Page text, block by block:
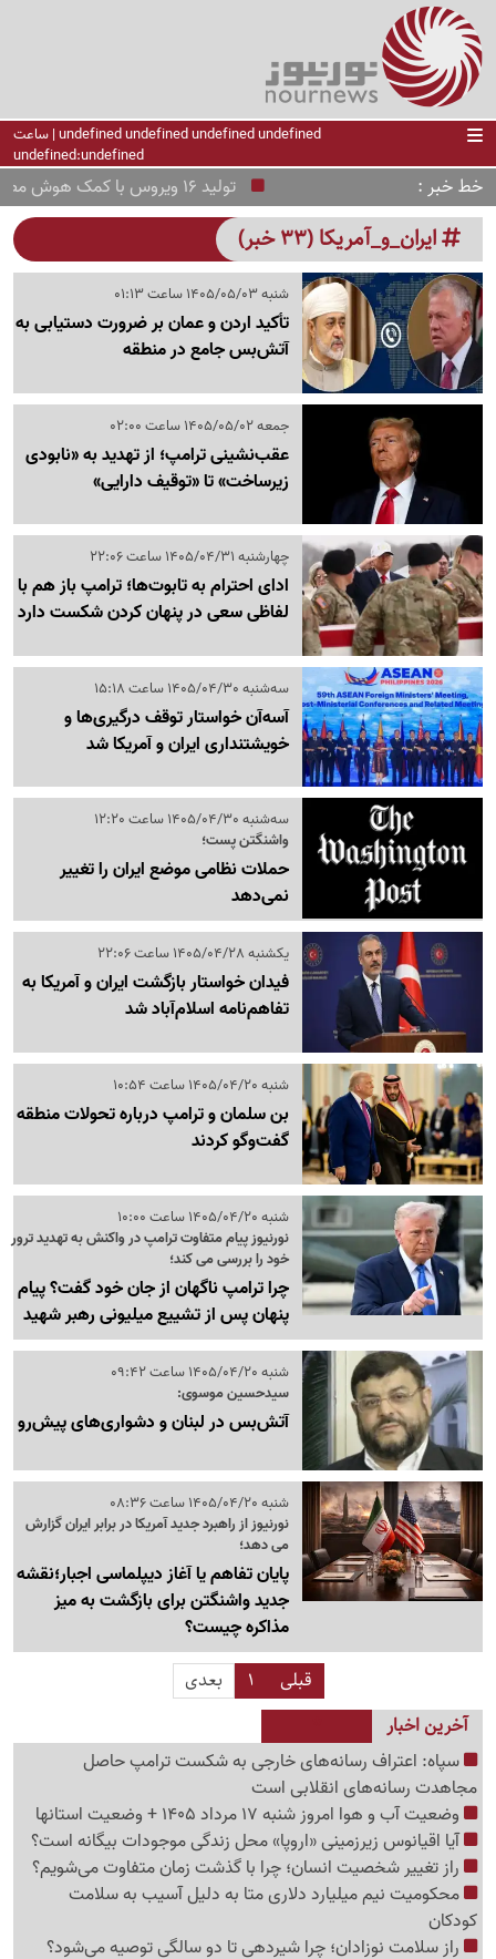
undefined undefined undefined undefined | ساعت
undefined:undefined
خط خبر تولید 16 ویروس با کمک هوش مصنوعی!
ایران_و_آمریکا (33 خبر)
شنبه 1405/05/03 ساعت 01:13
تأکید اردن و عمان بر ضرورت دستیابی به
آتش‌بس جامع در منطقه
جمعه 1405/05/02 ساعت 02:00
عقب‌نشینی ترامپ؛ از تهدید به «نابودی
زیرساخت» تا «توقیف دارایی»
چهارشنبه 1405/04/31 ساعت 22:06
ادای احترام به تابوت‌ها؛ ترامپ باز هم با
لفاظی سعی در پنهان کردن شکست دارد
سه‌شنبه 1405/04/30 ساعت 15:18
آسه‌آن خواستار توقف درگیری‌ها و
خویشتنداری ایران و آمریکا شد
سه‌شنبه 1405/04/30 ساعت 12:20
واشنگتن پست؛
حملات نظامی موضع ایران را تغییر
نمی‌دهد
یکشنبه 1405/04/28 ساعت 22:06
فیدان خواستار بازگشت ایران و آمریکا به
تفاهم‌نامه اسلام‌آباد شد
شنبه 1405/04/20 ساعت 10:54
بن سلمان و ترامپ درباره تحولات منطقه
گفت‌وگو کردند
شنبه 1405/04/20 ساعت 10:00
نورنیوز پیام متفاوت ترامپ در واکنش به تهدید ترور
خود را بررسی می کند؛
چرا ترامپ ناگهان از جان خود گفت؟ پیام
پنهان پس از تشییع میلیونی رهبر شهید
شنبه 1405/04/20 ساعت 09:42
سیدحسین موسوی:
آتش‌بس در لبنان و دشواری‌های پیش‌‌رو
شنبه 1405/04/20 ساعت 08:36
نورنیوز از راهبرد جدید آمریکا در برابر ایران گزارش
می دهد؛
پایان تفاهم یا آغاز دیپلماسی اجبار؛نقشه
جدید واشنگتن برای بازگشت به میز
مذاکره چیست؟
قبلی 1
بعدی
آخرین اخبار
سپاه: اعتراف رسانه‌های خارجی به شکست ترامپ حاصل
مجاهدت رسانه‌های انقلابی است
وضعیت آب و هوا امروز شنبه 17 مرداد 1405 + وضعیت استانها
آیا اقیانوس زیرزمینی «اروپا» محل زندگی موجودات بیگانه است؟
راز تغییر شخصیت انسان؛ چرا با گذشت زمان متفاوت می‌شویم؟
محکومیت نیم میلیارد دلاری متا به دلیل آسیب به سلامت
کودکان
راز سلامت نوزادان؛ چرا شیردهی تا دو سالگی توصیه می‌شود؟